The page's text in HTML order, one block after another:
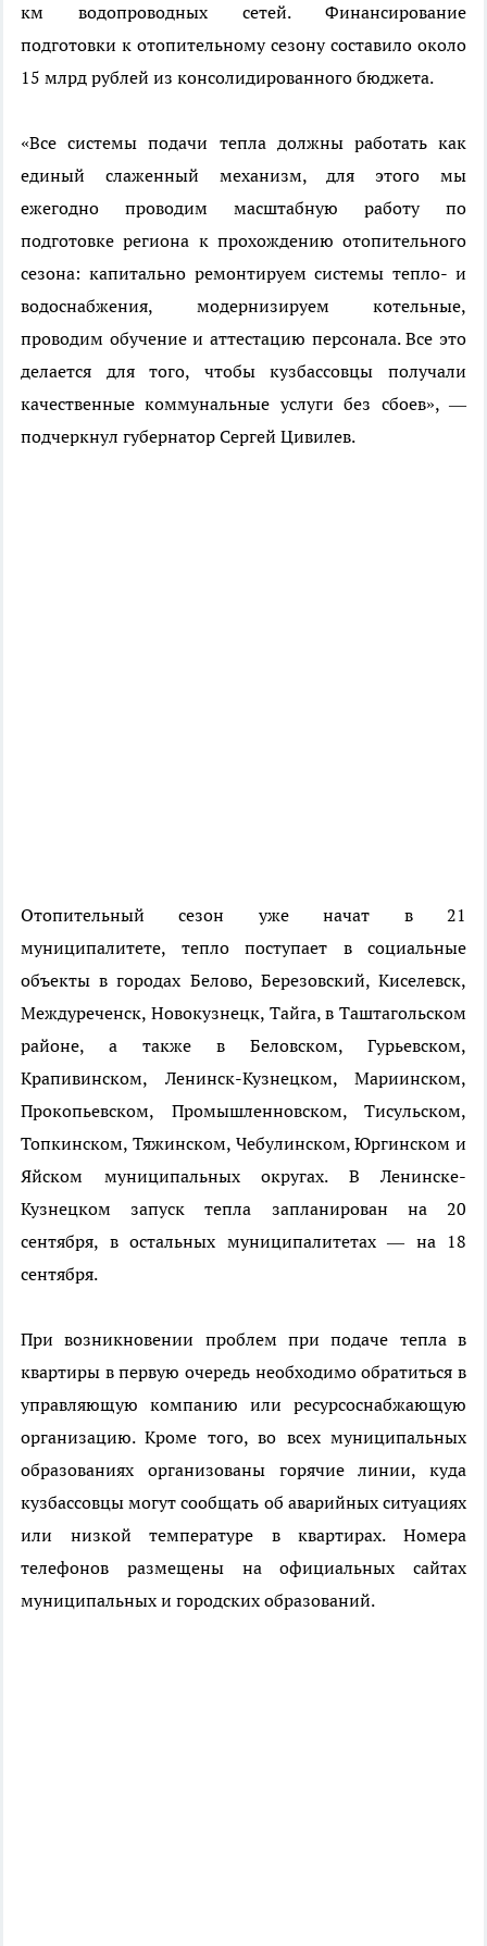
км водопроводных сетей. Финансирование
подготовки к отопительному сезону составило около
15 млрд рублей из консолидированного бюджета.
«Все системы подачи тепла должны работать как
единый слаженный механизм, для этого мы
ежегодно проводим масштабную работу по
подготовке региона к прохождению отопительного
сезона: капитально ремонтируем системы тепло- и
водоснабжения, модернизируем котельные,
проводим обучение и аттестацию персонала. Все это
делается для того, чтобы кузбассовцы получали
качественные коммунальные услуги без сбоев», —
подчеркнул губернатор Сергей Цивилев.
Отопительный сезон уже начат в 21
муниципалитете, тепло поступает в социальные
объекты в городах Белово, Березовский, Киселевск,
Междуреченск, Новокузнецк, Тайга, в Таштагольском
районе, а также в Беловском, Гурьевском,
Крапивинском, Ленинск-Кузнецком, Мариинском,
Прокопьевском, Промышленновском, Тисульском,
Топкинском, Тяжинском, Чебулинском, Юргинском и
Яйском муниципальных округах. В Ленинске-
Кузнецком запуск тепла запланирован на 20
сентября, в остальных муниципалитетах — на 18
сентября.
При возникновении проблем при подаче тепла в
квартиры в первую очередь необходимо обратиться в
управляющую компанию или ресурсоснабжающую
организацию. Кроме того, во всех муниципальных
образованиях организованы горячие линии, куда
кузбассовцы могут сообщать об аварийных ситуациях
или низкой температуре в квартирах. Номера
телефонов размещены на официальных сайтах
муниципальных и городских образований.